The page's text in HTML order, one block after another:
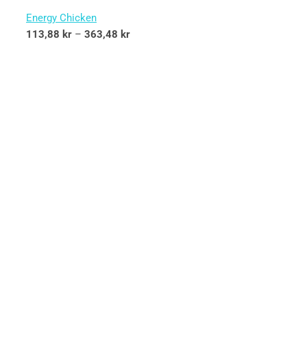
Energy Chicken
113,88 kr – 363,48 kr